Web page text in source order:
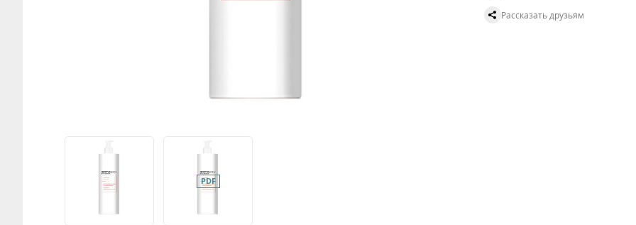
Рассказать друзьям